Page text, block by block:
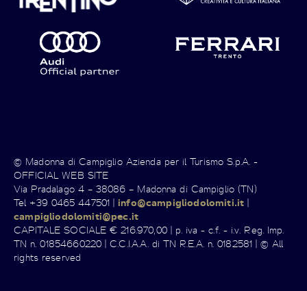
© Madonna di Campiglio Azienda per il Turismo S.p.A. -
OFFICIAL WEB SITE
Via Pradalago 4 – 38086 – Madonna di Campiglio (TN)
Tel +39 0465 447501 |info@campigliodolomiti.it |
campigliodolomiti@pec.it
CAPITALE SOCIALE € 216.970,00 | p. iva - c.f. - i.v. Reg. Imp.
TN n. 01854660220 | C.C.I.A.A. di TN R.E.A. n. 0182581 | © All
rights reserved